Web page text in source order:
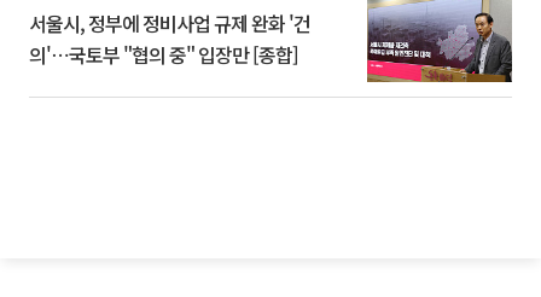
서울시, 정부에 정비사업 규제 완화 '건
의'⋯국토부 "협의 중" 입장만 [종합]